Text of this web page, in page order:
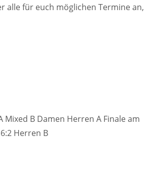
alle für euch möglichen Termine an,
B Damen Herren A Finale am
Herren B